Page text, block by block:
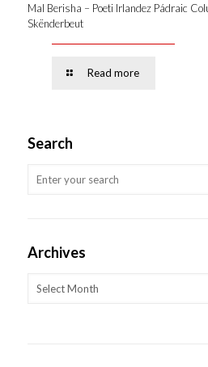
Mal Berisha – Poeti Irlandez Pádraic
Skënderbeut
Read more
Search
Archives